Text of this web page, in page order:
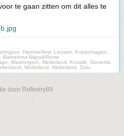
te gaan zitten om dit alles te
Hammerfest, Leuven, Kopenhagen,
Barcelona-Napoli/Rome
Washington, Nederland, Kroatië, Slovenië,
Nederland, Nederland, Oslo
door Refinery89